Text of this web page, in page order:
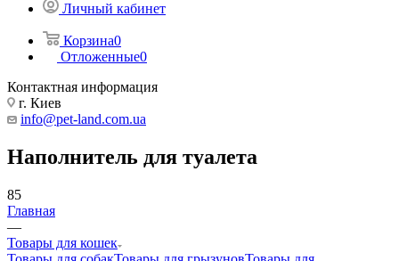
Личный кабинет
Корзина0
Отложенные0
Контактная информация
г. Киев
info@pet-land.com.ua
Наполнитель для туалета
85
Главная
—
Товары для кошек